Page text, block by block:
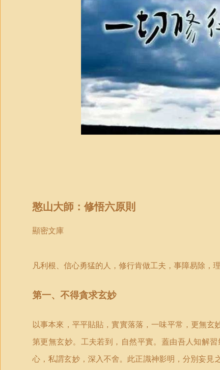
憨山大師：修悟六原則
顯密文庫
凡利根、信心勇猛的人，修行肯做工夫，事障易除，
第一、不得貪求玄妙
以事本來，平平貼貼，實實落落，一味平常，更無
第更無玄妙。工夫若到，自然平實。蓋由吾人知解
心，私謂玄妙，深入不舍。此正識神影明，分別妄